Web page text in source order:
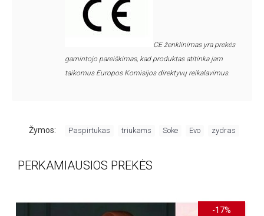
CE ženklinimas yra prekės
gamintojo pareiškimas, kad produktas atitinka jam
taikomus Europos Komisijos direktyvų reikalavimus.
Žymos: Paspirtukas triukams Soke Evo zydras
PERKAMIAUSIOS PREKĖS
-17%